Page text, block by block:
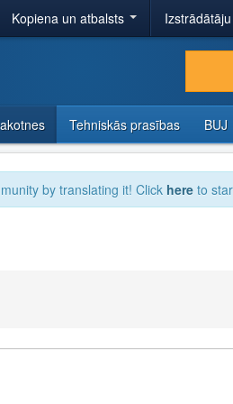
Kopiena un atbalsts
Tehniskās prasības BUJ
by translating it! Click here to